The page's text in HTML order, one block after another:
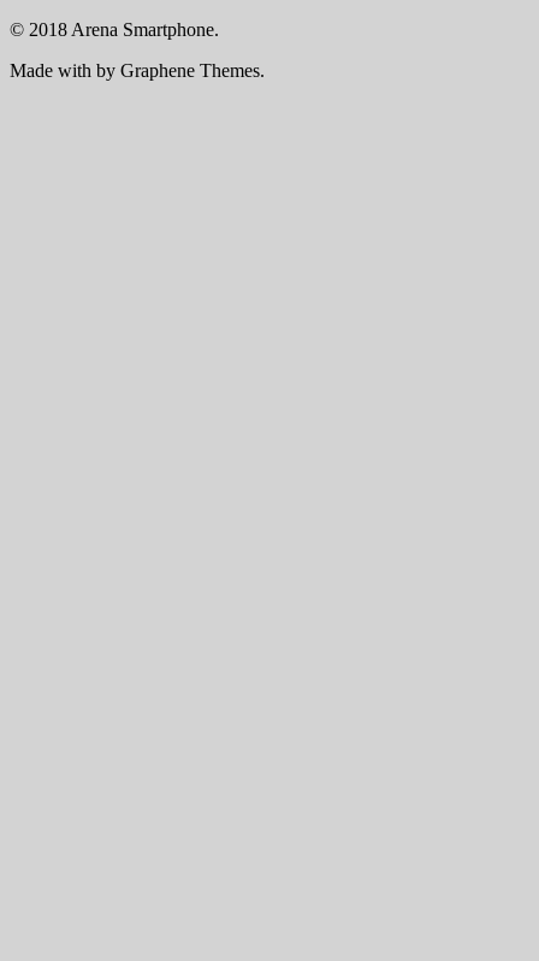
© 2018 Arena Smartphone.
Made with by Graphene Themes.